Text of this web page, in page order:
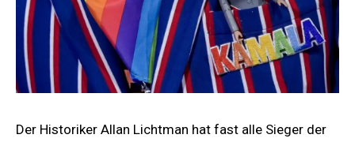
Der Historiker Allan Lichtman hat fast alle Sieger der